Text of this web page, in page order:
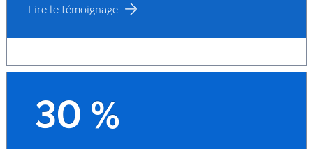
Lire le témoignage
30 %